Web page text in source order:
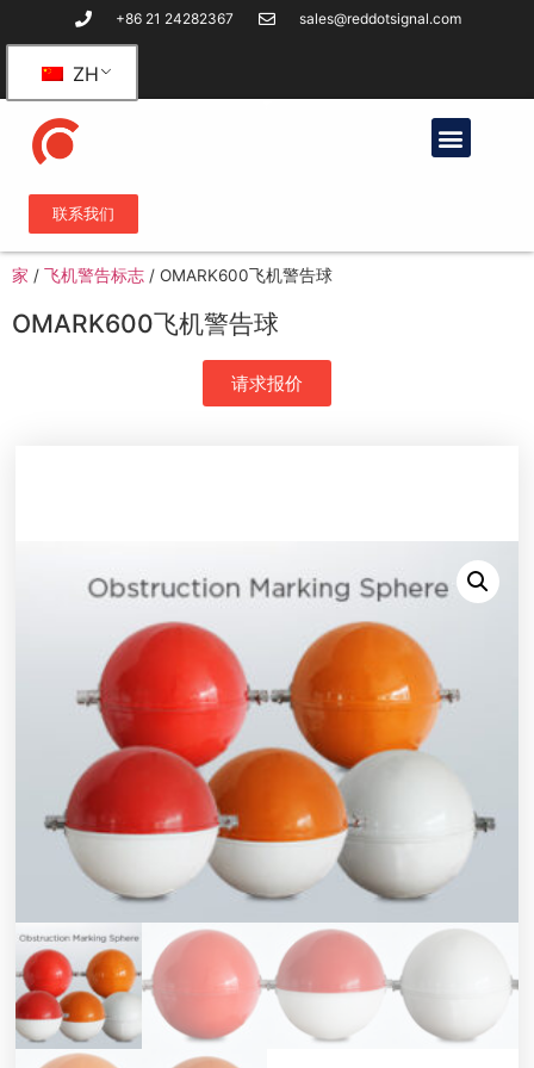
+86 21 24282367 sales@reddotsignal.com
ZH
联系我们
家 / 飞机警告标志 / OMARK600飞机警告球
OMARK600飞机警告球
请求报价